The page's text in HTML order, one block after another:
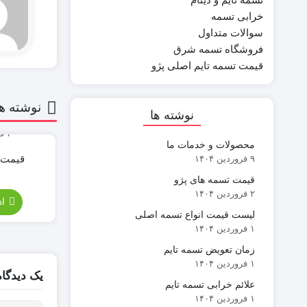
نوشته
متداول
۲ فروردین ۱۴۰۴
یک
خرابی تسمه
سوالات متداول
فروشگاه تسمه شرق
قیمت تسمه تایم اصلی پژو
نوشته ها
محصولات و خدمات ما
۹ فروردین ۱۴۰۴
قیمت تسمه های پژو
۲ فروردین ۱۴۰۴
لیست قیمت انواع تسمه اصلی
۱ فروردین ۱۴۰۴
زمان تعویض تسمه تایم
۱ فروردین ۱۴۰۴
علائم خرابی تسمه تایم
۱ فروردین ۱۴۰۴